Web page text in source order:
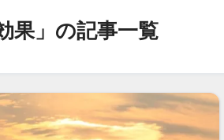
果」の記事一覧